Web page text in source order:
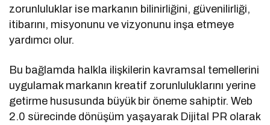
zorunluluklar ise markanın bilinirliğini, güvenilirliği,
itibarını, misyonunu ve vizyonunu inşa etmeye
yardımcı olur.
Bu bağlamda halkla ilişkilerin kavramsal temellerini
uygulamak markanın kreatif zorunluluklarını yerine
getirme hususunda büyük bir öneme sahiptir. Web
2.0 sürecinde dönüşüm yaşayarak Dijital PR olarak